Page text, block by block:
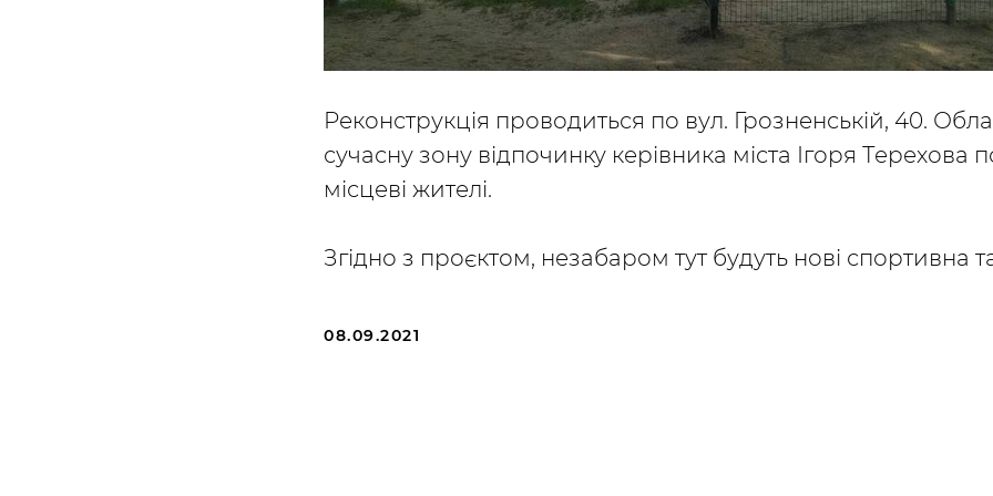
Реконструкція проводиться по вул. Грозненській, 40.
сучасну зону відпочинку керівника міста Ігоря Терехова
місцеві жителі.
Згідно з проєктом, незабаром тут будуть нові спортивна та
08.09.2021